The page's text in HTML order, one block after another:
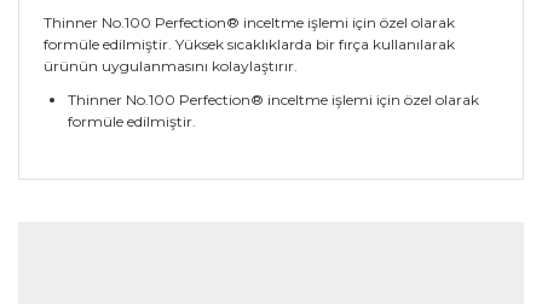
Thinner No.100 Perfection® inceltme işlemi için özel olarak
formüle edilmiştir. Yüksek sıcaklıklarda bir fırça kullanılarak
ürünün uygulanmasını kolaylaştırır.
Thinner No.100 Perfection® inceltme işlemi için özel olarak
formüle edilmiştir.
Bu ürünün fiyat bilgisi, resim, ürün açıklamalarında ve